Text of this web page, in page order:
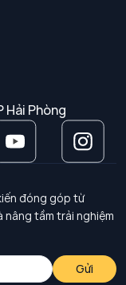
Hải Phòng
đóng góp từ
nâng tầm trải nghiệm
Gửi